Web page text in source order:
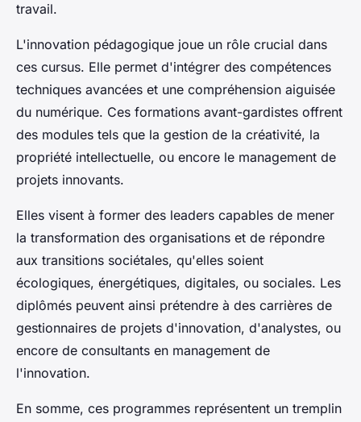
travail.
L'innovation pédagogique joue un rôle crucial dans
ces cursus. Elle permet d'intégrer des compétences
techniques avancées et une compréhension aiguisée
du numérique. Ces formations avant-gardistes offrent
des modules tels que la gestion de la créativité, la
propriété intellectuelle, ou encore le management de
projets innovants.
Elles visent à former des leaders capables de mener
la transformation des organisations et de répondre
aux transitions sociétales, qu'elles soient
écologiques, énergétiques, digitales, ou sociales. Les
diplômés peuvent ainsi prétendre à des carrières de
gestionnaires de projets d'innovation, d'analystes, ou
encore de consultants en management de
l'innovation.
En somme, ces programmes représentent un tremplin